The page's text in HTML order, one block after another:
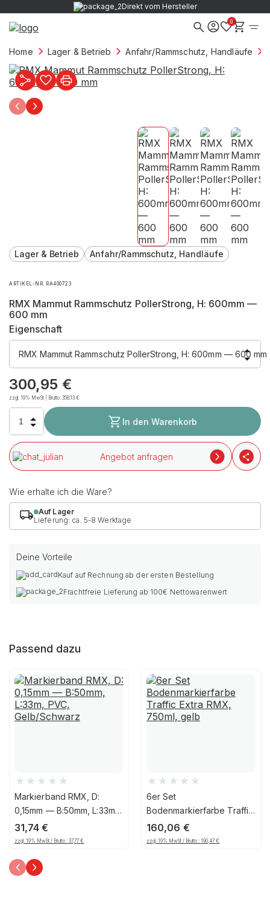
Direkt vom Hersteller
0
Home Lager & Betrieb Anfahr/Rammschutz, Handläufe
Lager & Betrieb Anfahr/Rammschutz, Handläufe
ARTIKEL-NR. RA400723
RMX Mammut Rammschutz PollerStrong, H: 600mm —
600 mm
Eigenschaft
RMX Mammut Rammschutz PollerStrong, H: 600mm — 600 mm
300,95 €
zzgl. 19% MwSt | Brutto:358,13€
In den Warenkorb
Angebot anfragen
Wie erhalte ich die Ware?
Auf Lager
Lieferung: ca. 5-8 Werktage
Deine Vorteile
Kauf auf Rechnung ab der ersten Bestellung
Frachtfreie Lieferung ab 100€ Nettowarenwert
Passend dazu
Markierband RMX, D:
0,15mm — B:50mm, L:33m,
PVC, Gelb/Schwarz
31,74€
zzgl. 19% MwSt / Brutto :37,77€
6er Set
Bodenmarkierfarbe Traffic
Extra RMX, 750ml, gelb
160,06 €
zzgl. 19% MwSt / Brutto :190,47€